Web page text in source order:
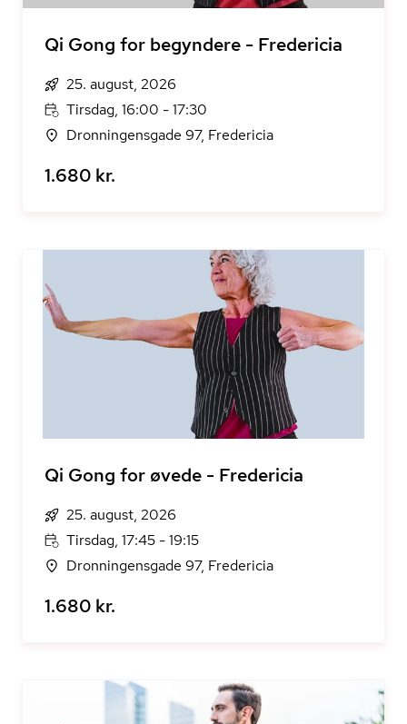
Qi Gong for begyndere - Fredericia
25. august, 2026
Tirsdag, 16:00 - 17:30
Dronningensgade 97, Fredericia
1.680 kr.
Qi Gong for øvede - Fredericia
25. august, 2026
Tirsdag, 17:45 - 19:15
Dronningensgade 97, Fredericia
1.680 kr.